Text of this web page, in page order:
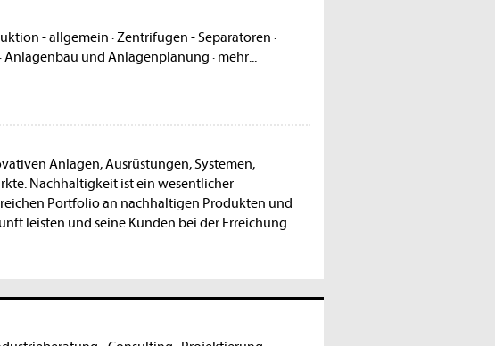
- allgemein ·Zentrifugen - Separatoren ·
·Anlagenbau und Anlagenplanung · mehr...
Anlagen, Ausrüstungen, Systemen,
Nachhaltigkeit ist ein wesentlicher
Portfolio an nachhaltigen Produkten und
leisten und seine Kunden bei der Erreichung